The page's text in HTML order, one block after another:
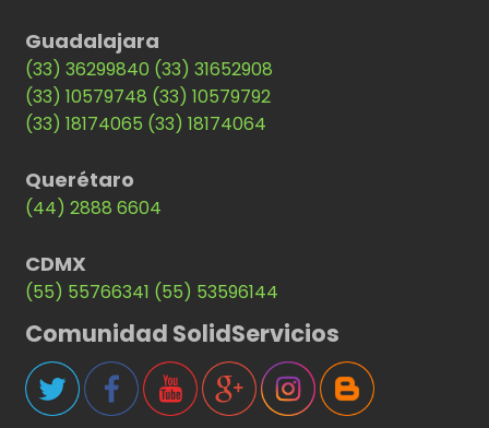
Guadalajara
(33) 36299840 (33) 31652908
(33) 10579748 (33) 10579792
(33) 18174065 (33) 18174064
Querétaro
(44) 2888 6604
CDMX
(55) 55766341 (55) 53596144
Comunidad SolidServicios